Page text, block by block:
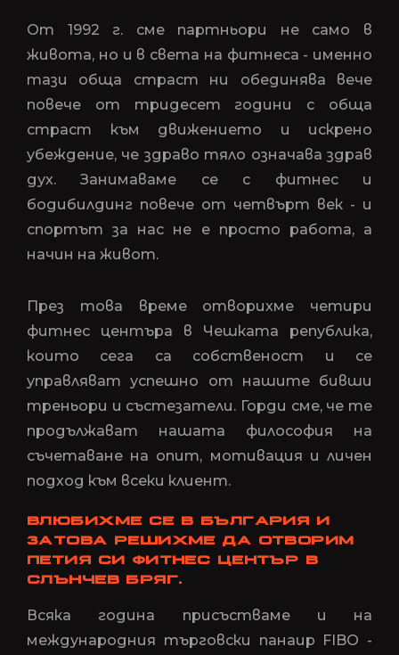
От 1992 г. сме партньори не само в
живота, но и в света на фитнеса - именно
тази обща страст ни обединява вече
повече от тридесет години с обща
страст към движението и искрено
убеждение, че здраво тяло означава здрав
дух. Занимаваме се с фитнес и
бодибилдинг повече от четвърт век - и
спортът за нас не е просто работа, а
начин на живот.
През това време отворихме четири
фитнес центъра в Чешката република,
които сега са собственост и се
управляват успешно от нашите бивши
треньори и състезатели. Горди сме, че те
продължават нашата философия на
съчетаване на опит, мотивация и личен
подход към всеки клиент.
ВЛЮБИХМЕ СЕ В БЪЛГАРИЯ И
ЗАТОВА РЕШИХМЕ ДА ОТВОРИМ
ПЕТИЯ СИ ФИТНЕС ЦЕНТЪР В
СЛЪНЧЕВ БРЯГ.
Всяка година присъстваме и на
международния търговски панаир FIBO -